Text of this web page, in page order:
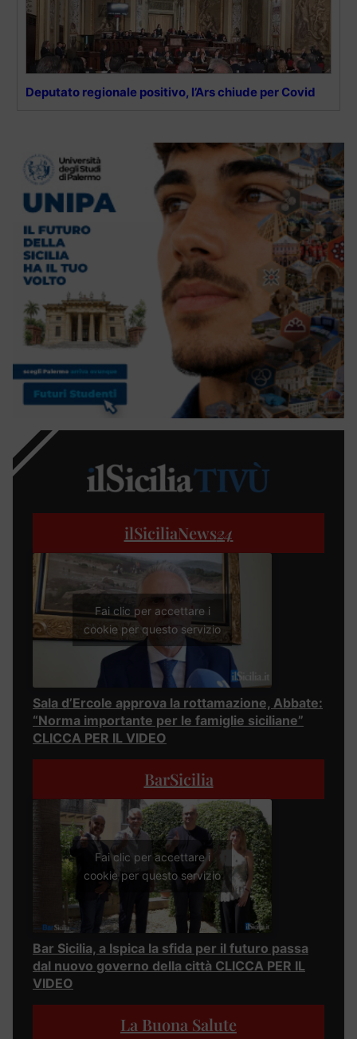
Deputato regionale positivo, l’Ars chiude per Covid
ilSiciliaNews24
Fai clic per accettare i
cookie per questo servizio
Sala d’Ercole approva la rottamazione, Abbate:
“Norma importante per le famiglie siciliane”
CLICCA PER IL VIDEO
BarSicilia
Fai clic per accettare i
cookie per questo servizio
Bar Sicilia, a Ispica la sfida per il futuro passa
dal nuovo governo della città CLICCA PER IL
VIDEO
La Buona Salute